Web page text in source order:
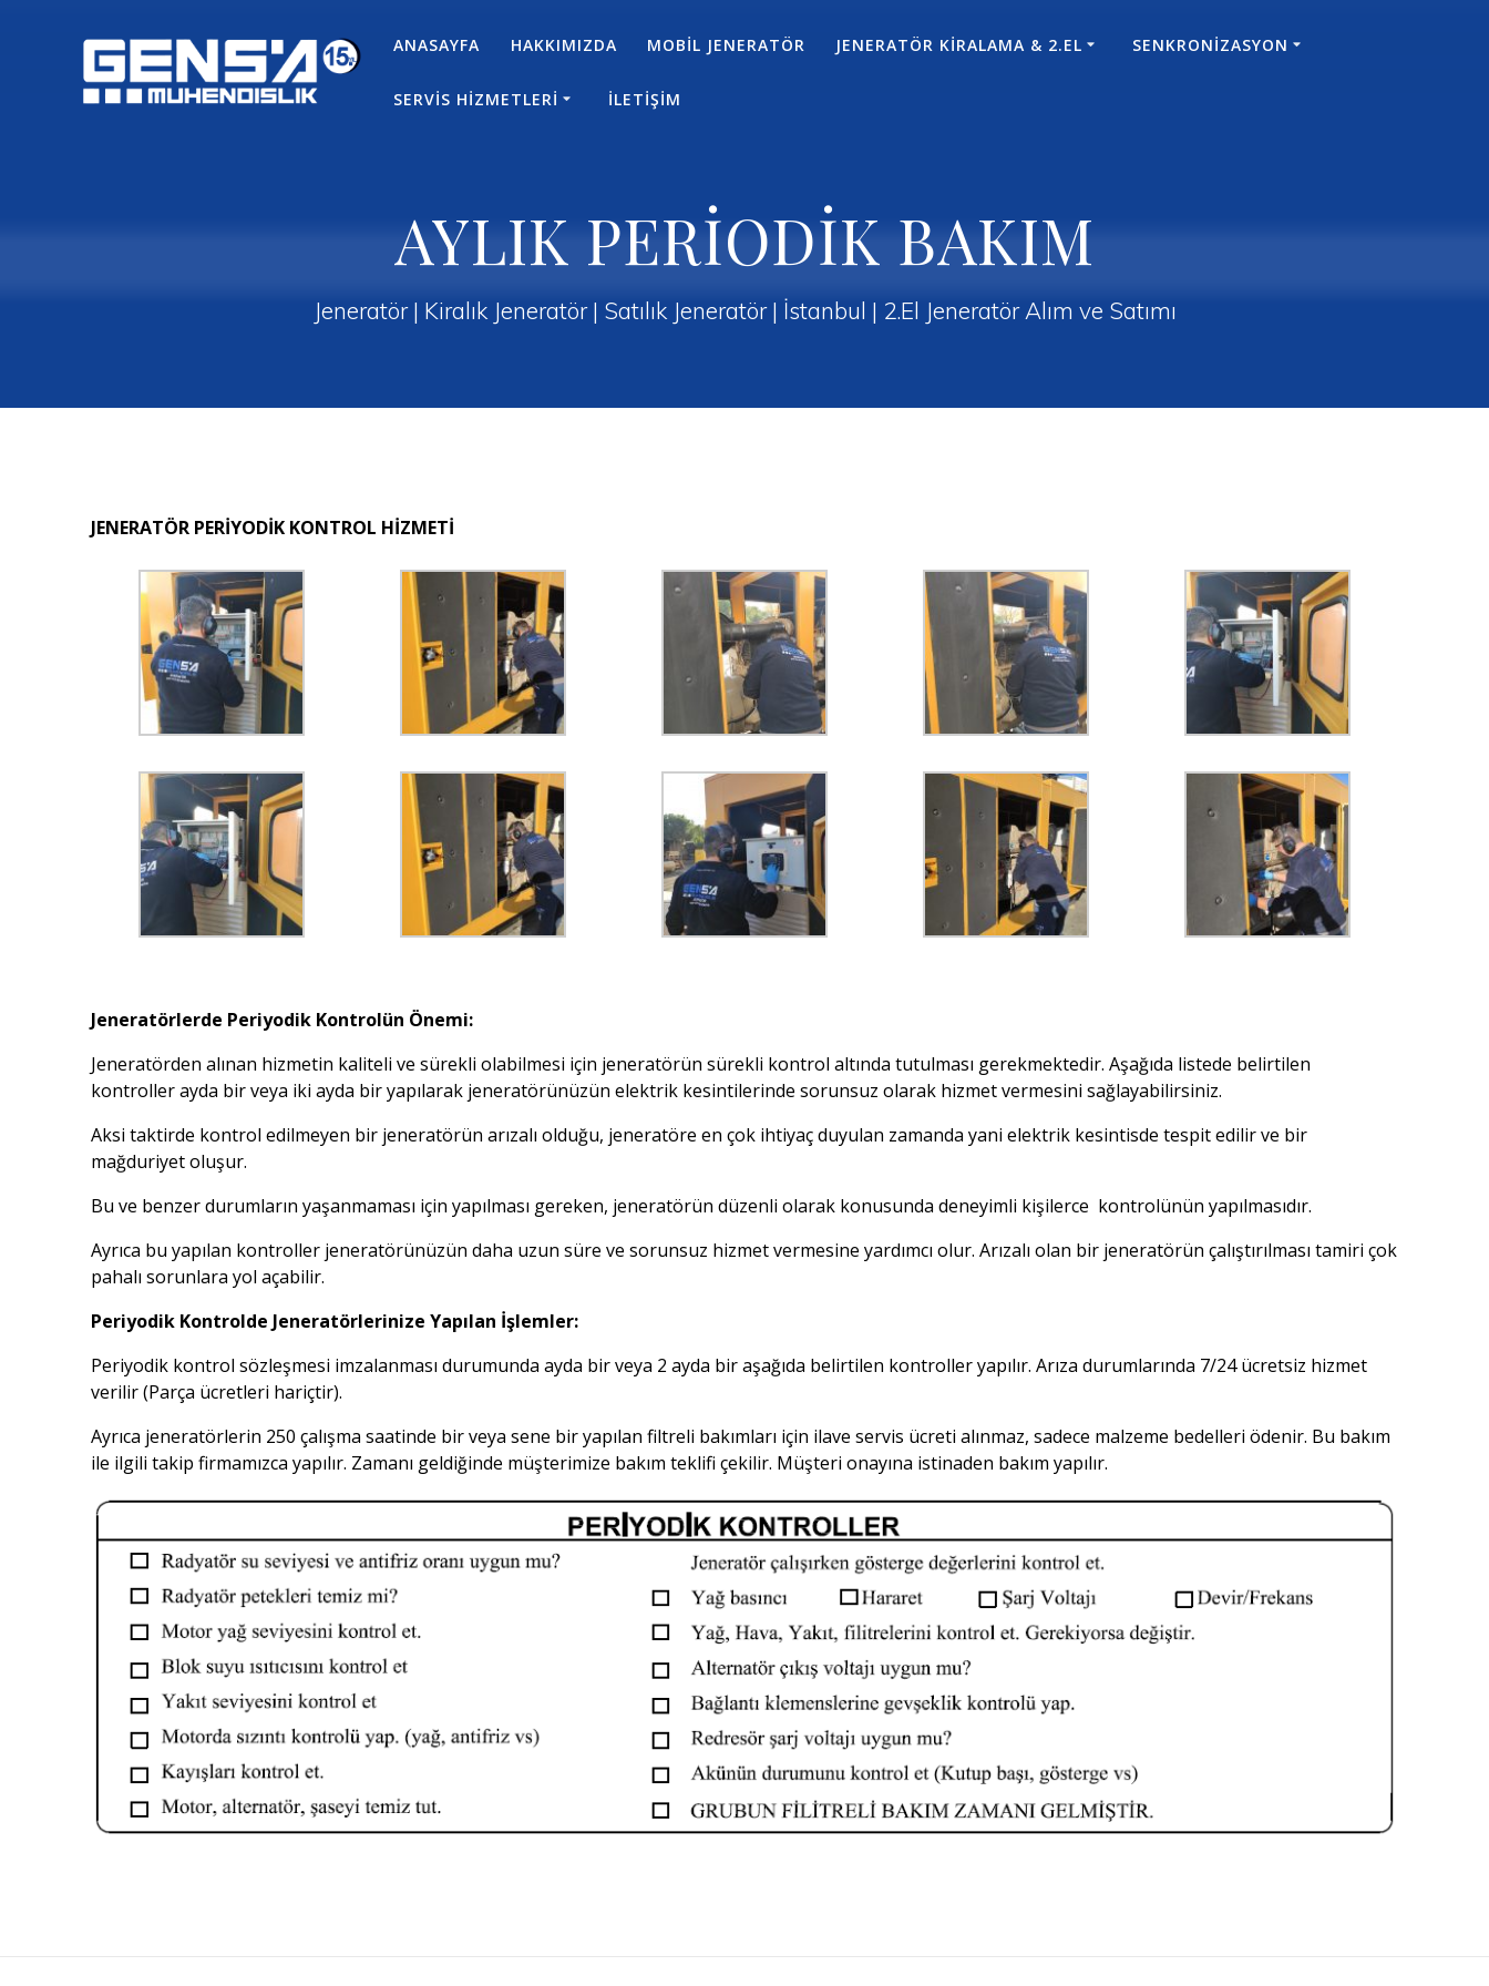
ANASAYFA HAKKIMIZDA MOBİL JENERATÖR JENERATÖR KİRALAMA & 2.EL SENKRONİZASYON
SERVİS HİZMETLERİ İLETİŞİM
AYLIK PERİODİK BAKIM
Jeneratör | Kiralık Jeneratör | Satılık Jeneratör | İstanbul | 2.El Jeneratör Alım ve Satımı
JENERATÖR PERİYODİK KONTROL HİZMETİ
Jeneratörlerde Periyodik Kontrolün Önemi:
Jeneratörden alınan hizmetin kaliteli ve sürekli olabilmesi için jeneratörün sürekli kontrol altında tutulması gerekmektedir. Aşağıda listede belirtilen
kontroller ayda bir veya iki ayda bir yapılarak jeneratörünüzün elektrik kesintilerinde sorunsuz olarak hizmet vermesini sağlayabilirsiniz.
Aksi taktirde kontrol edilmeyen bir jeneratörün arızalı olduğu, jeneratöre en çok ihtiyaç duyulan zamanda yani elektrik kesintisde tespit edilir ve bir
mağduriyet oluşur.
Bu ve benzer durumların yaşanmaması için yapılması gereken, jeneratörün düzenli olarak konusunda deneyimli kişilerce kontrolünün yapılmasıdır.
Ayrıca bu yapılan kontroller jeneratörünüzün daha uzun süre ve sorunsuz hizmet vermesine yardımcı olur. Arızalı olan bir jeneratörün çalıştırılması tamiri çok
pahalı sorunlara yol açabilir.
Periyodik Kontrolde Jeneratörlerinize Yapılan İşlemler:
Periyodik kontrol sözleşmesi imzalanması durumunda ayda bir veya 2 ayda bir aşağıda belirtilen kontroller yapılır. Arıza durumlarında 7/24 ücretsiz hizmet
verilir (Parça ücretleri hariçtir).
Ayrıca jeneratörlerin 250 çalışma saatinde bir veya sene bir yapılan filtreli bakımları için ilave servis ücreti alınmaz, sadece malzeme bedelleri ödenir. Bu bakım
ile ilgili takip firmamızca yapılır. Zamanı geldiğinde müşterimize bakım teklifi çekilir. Müşteri onayına istinaden bakım yapılır.